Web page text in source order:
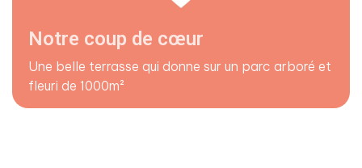
Notre coup de cœur
Une belle terrasse qui donne sur un parc arboré et
fleuri de 1000m²